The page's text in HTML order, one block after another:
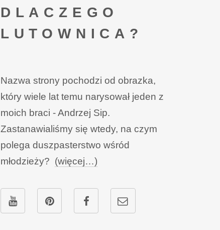
DLACZEGO
LUTOWNICA?
Nazwa strony pochodzi od obrazka,
który wiele lat temu narysował jeden z
moich braci - Andrzej Sip.
Zastanawialiśmy się wtedy, na czym
polega duszpasterstwo wśród
młodzieży? (więcej…)